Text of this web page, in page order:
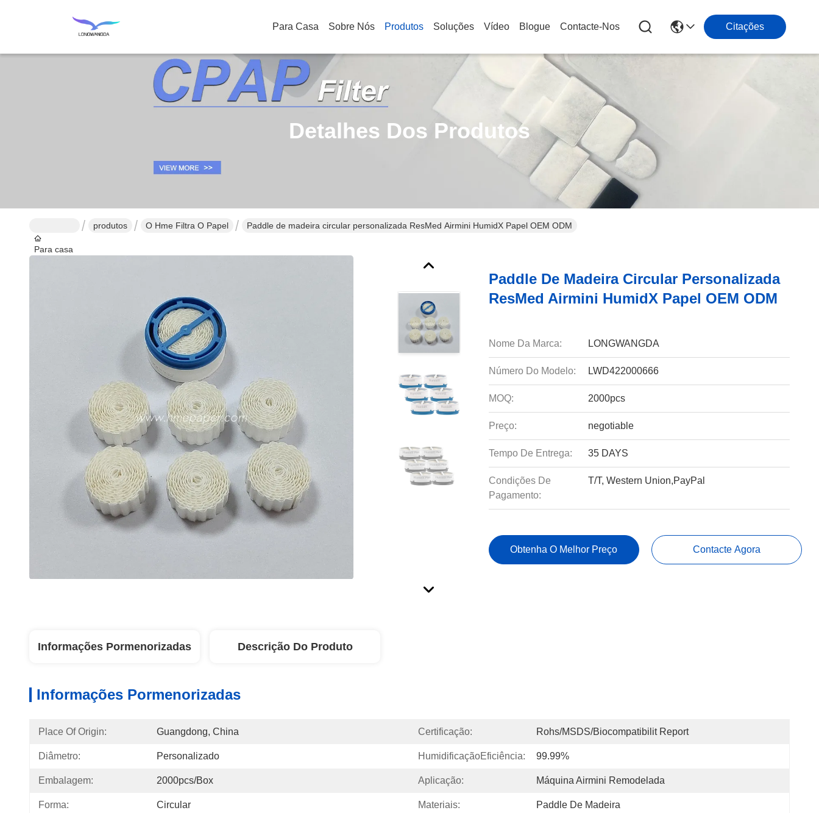
Para Casa Sobre Nós Produtos Soluções Vídeo Blogue Contacte-Nos Citações
Detalhes Dos Produtos
Para casa
produtos O Hme Filtra O Papel Paddle de madeira circular personalizada ResMed Airmini HumidX Papel OEM ODM
Paddle De Madeira Circular Personalizada
ResMed Airmini HumidX Papel OEM ODM
Nome Da Marca: LONGWANGDA
Número Do Modelo: LWD422000666
MOQ: 2000pcs
Preço: negotiable
Tempo De Entrega: 35 DAYS
Condições De
Pagamento:
T/T, Western Union,PayPal
Obtenha O Melhor Preço Contacte Agora
Informações Pormenorizadas Descrição Do Produto
Informações Pormenorizadas
Place Of Origin: Guangdong, China Certificação: Rohs/MSDS/Biocompatibilit Report
Diâmetro: Personalizado HumidificaçãoEficiência: 99.99%
Embalagem: 2000pcs/box Aplicação: Máquina Airmini Remodelada
Forma: Circular Materiais: Paddle De Madeira